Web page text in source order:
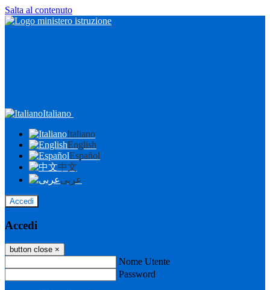
Salta al contenuto
Italiano
Italiano
English
Español
中文
عربى
Accedi
Accedi
button close ×
Nome Utente
Password